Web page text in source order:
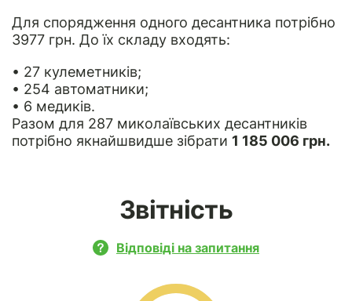
Для спорядження одного десантника потрібно
3977 грн. До їх складу входять:
• 27 кулеметників;
• 254 автоматники;
• 6 медиків.
Разом для 287 миколаївських десантників
потрібно якнайшвидше зібрати 1 185 006 грн.
Звітність
Відповіді на запитання